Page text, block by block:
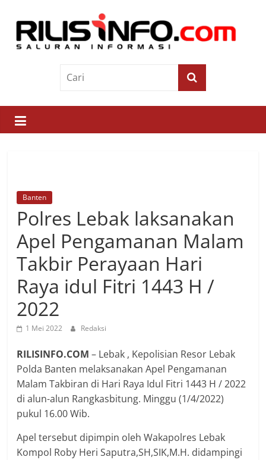
contentRilis
Saluran
Informasi
Banten
Polres Lebak laksanakan
Apel Pengamanan Malam
Takbir Perayaan Hari
Raya idul Fitri 1443 H /
2022
1 Mei 2022 Redaksi
RILISINFO.COM – Lebak , Kepolisian Resor Lebak
Polda Banten melaksanakan Apel Pengamanan
Malam Takbiran di Hari Raya Idul Fitri 1443 H / 2022
di alun-alun Rangkasbitung. Minggu (1/4/2022)
pukul 16.00 Wib.
Apel tersebut dipimpin oleh Wakapolres Lebak
Kompol Roby Heri Saputra,SH,SIK,M.H. didampingi